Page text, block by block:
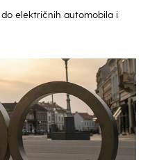
električnih automobila i